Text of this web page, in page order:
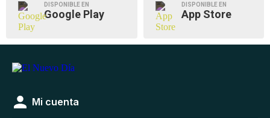
DISPONIBLE EN
Google Play
DISPONIBLE EN
App Store
Mi cuenta